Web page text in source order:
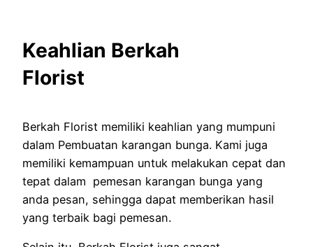
Keahlian Berkah
Florist
Berkah Florist memiliki keahlian yang mumpuni
dalam Pembuatan karangan bunga. Kami juga
memiliki kemampuan untuk melakukan cepat dan
tepat dalam pemesan karangan bunga yang
anda pesan, sehingga dapat memberikan hasil
yang terbaik bagi pemesan.